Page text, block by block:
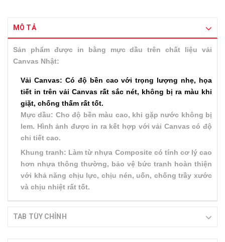
MÔ TẢ
Sản phẩm được in bằng mực dầu trên chất liệu vải
Canvas Nhật:
Vải Canvas: Có độ bền cao với trọng lượng nhẹ, họa
tiết in trên vải Canvas rất sắc nét, không bị ra màu khi
giặt, chống thấm rất tốt.
Mực dầu: Cho độ bền màu cao, khi gặp nước không bị
lem. Hình ảnh được in ra kết hợp với vải Canvas có độ
chi tiết cao.
Khung tranh: Làm từ nhựa Composite có tính cơ lý cao
hơn nhựa thông thường, bảo vệ bức tranh hoàn thiện
với khả năng chịu lực, chịu nén, uốn, chống trầy xước
và chịu nhiệt rất tốt.
TAB TÙY CHỈNH